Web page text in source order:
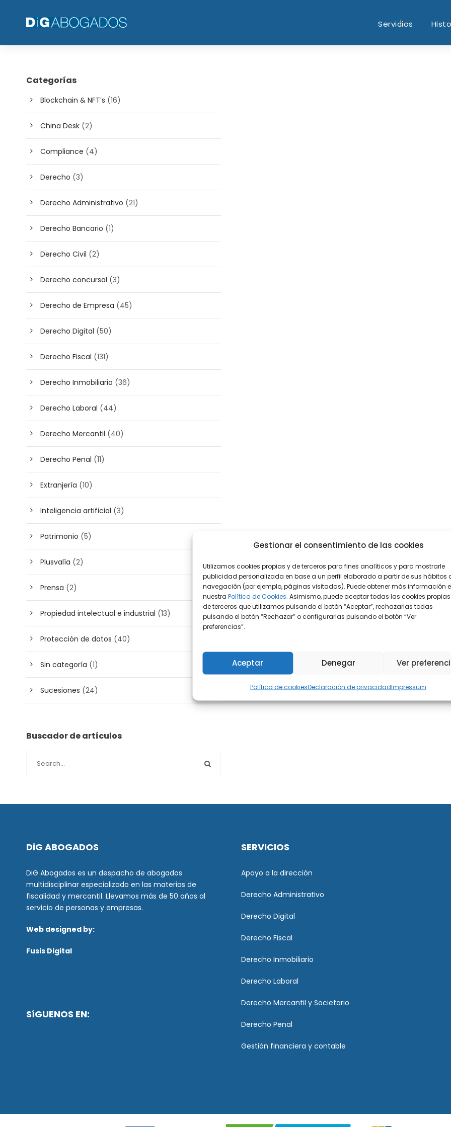
Gestionar el consentimiento de las cookies
Utilizamos cookies propias y de terceros para fines analíticos y para mostrarle
publicidad personalizada en base a un perfil elaborado a partir de sus hábitos
navegación (por ejemplo, páginas visitadas). Puede obtener más información
nuestra Política de Cookies. Asimismo, puede aceptar todas las cookies
de terceros que utilizamos pulsando el botón “Aceptar”, rechazarlas todas
pulsando el botón “Rechazar” o configurarlas pulsando el botón “Ver
preferencias”.
Aceptar Denegar Ver
Política de cookiesDeclaración de privacidadImpressum
Servicios
Categorías
Blockchain & NFT’s (16)
China Desk (2)
Compliance (4)
Derecho (3)
Derecho Administrativo (21)
Derecho Bancario (1)
Derecho Civil (2)
Derecho concursal (3)
Derecho de Empresa (45)
Derecho Digital (50)
Derecho Fiscal (131)
Derecho Inmobiliario (36)
Derecho Laboral (44)
Derecho Mercantil (40)
Derecho Penal (11)
Extranjería (10)
Inteligencia artificial (3)
Patrimonio (5)
Plusvalía (2)
Prensa (2)
Propiedad intelectual e industrial (13)
Protección de datos (40)
Sin categoría (1)
Sucesiones (24)
Buscador de artículos
DiG ABOGADOS
DiG Abogados es un despacho de abogados
multidisciplinar especializado en las materias de
fiscalidad y mercantil. Llevamos más de 50 años al
servicio de personas y empresas.
Web designed by:
Fusis Digital
SíGUENOS EN:
SERVICIOS
Apoyo a la dirección
Derecho Administrativo
Derecho Digital
Derecho Fiscal
Derecho Inmobiliario
Derecho Laboral
Derecho Mercantil y Societario
Derecho Penal
Gestión financiera y contable